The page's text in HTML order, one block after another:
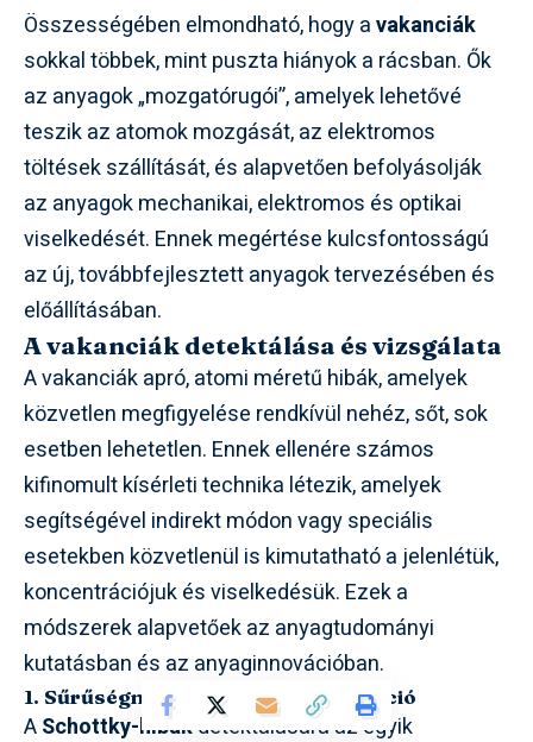
Összességében elmondható, hogy avakanciák
sokkal többek, mint puszta hiányok a rácsban. Ők
az anyagok „mozgatórugói”, amelyek lehetővé
teszik az atomok mozgását, az elektromos
töltések szállítását, és alapvetően befolyásolják
az anyagok mechanikai, elektromos és optikai
viselkedését. Ennek megértése kulcsfontosságú
az új, továbbfejlesztett anyagok tervezésében és
előállításában.
A vakanciák detektálása és vizsgálata
A vakanciák apró, atomi méretű hibák, amelyek
közvetlen megfigyelése rendkívül nehéz, sőt, sok
esetben lehetetlen. Ennek ellenére számos
kifinomult kísérleti technika létezik, amelyek
segítségével indirekt módon vagy speciális
esetekben közvetlenül is kimutatható a jelenlétük,
koncentrációjuk és viselkedésük. Ezek a
módszerek alapvetőek az anyagtudományi
kutatásban és az anyaginnovációban.
1. Sűrűségmérés és röntgendiffrakció
ASchottky-hibákdetektálására az egyik